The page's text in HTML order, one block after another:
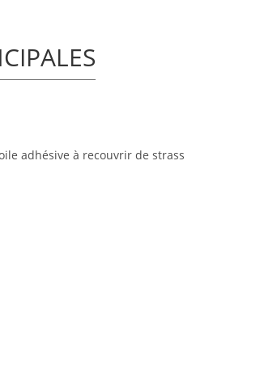
adhésive à recouvrir de strass